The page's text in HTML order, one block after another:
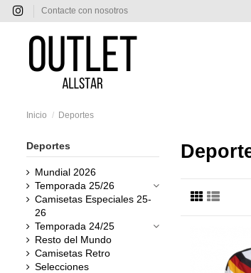
Contacte con nosotros
Inicio Deportes
Deportes
Mundial 2026
Temporada 25/26
Camisetas Especiales 25-
26
Temporada 24/25
Resto del Mundo
Camisetas Retro
Selecciones